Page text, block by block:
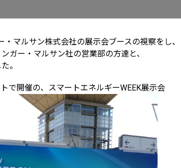
マルサン株式会社の展示会ブースの視察をし、
ガー・マルサン社の営業部の方達と、
。
で開催の、スマートエネルギーWEEK展示会